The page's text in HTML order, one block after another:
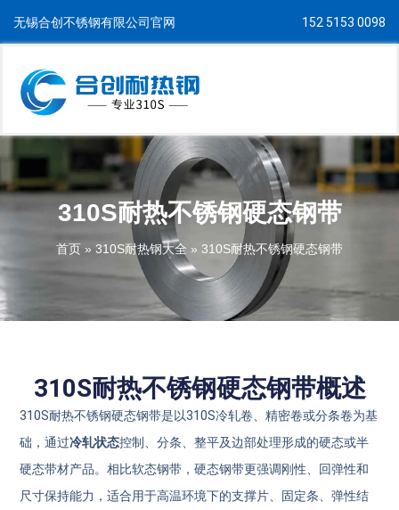
无锡合创不锈钢有限公司官网 152 5153 0098
310S耐热不锈钢硬态钢带
首页 » 310S耐热钢大全 » 310S耐热不锈钢硬态钢带
310S耐热不锈钢硬态钢带概述
310S耐热不锈钢硬态钢带是以310S冷轧卷、精密卷或分条卷为基
础，通过冷轧状态控制、分条、整平及边部处理形成的硬态或半
硬态带材产品。相比软态钢带，硬态钢带更强调刚性、回弹性和
尺寸保持能力，适合用于高温环境下的支撑片、固定条、弹性结